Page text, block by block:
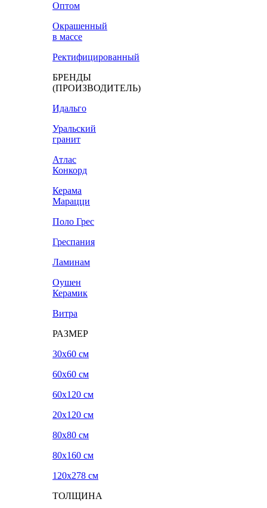
Оптом
Окрашенный
в массе
Ректифицированный
БРЕНДЫ
(ПРОИЗВОДИТЕЛЬ)
Идальго
Уральский
гранит
Атлас
Конкорд
Керама
Марацци
Поло Грес
Греспания
Ламинам
Оушен
Керамик
Витра
РАЗМЕР
30x60 см
60x60 см
60x120 см
20х120 см
80x80 см
80x160 см
120х278 см
ТОЛЩИНА